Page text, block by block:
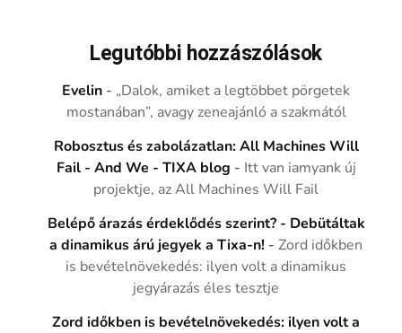
Legutóbbi hozzászólások
Evelin - „Dalok, amiket a legtöbbet pörgetek
mostanában”, avagy zeneajánló a szakmától
Robosztus és zabolázatlan: All Machines Will
Fail - And We - TIXA blog - Itt van iamyank új
projektje, az All Machines Will Fail
Belépő árazás érdeklődés szerint? - Debütáltak
a dinamikus árú jegyek a Tixa-n! -Zord időkben
is bevételnövekedés: ilyen volt a dinamikus
jegyárazás éles tesztje
Zord időkben is bevételnövekedés: ilyen volt a